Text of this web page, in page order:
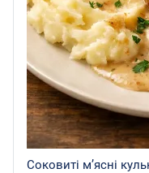
Соковиті м’ясні